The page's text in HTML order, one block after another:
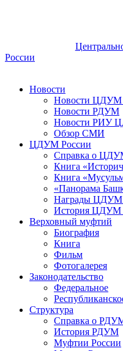
России
Новости
Новости ЦДУМ
Новости РДУМ
Новости РИУ
Обзор СМИ
ЦДУМ России
Справка о
Книга
Книга
«Панорама
Награды ЦДУМ
История ЦДУМ
Верховный муфтий
Биография
Книга
Фильм
Фотогалерея
Законодательство
Федеральное
Структура
Справка о
История РДУМ
Муфтии России